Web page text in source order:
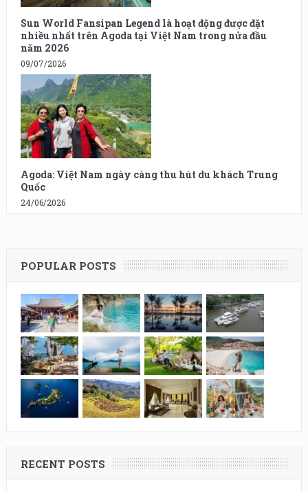
Sun World Fansipan Legend là hoạt động được đặt
nhiều nhất trên Agoda tại Việt Nam trong nửa đầu
năm 2026
09/07/2026
Agoda: Việt Nam ngày càng thu hút du khách Trung
Quốc
24/06/2026
POPULAR POSTS
RECENT POSTS